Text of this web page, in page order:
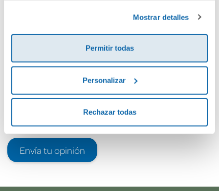
Mostrar detalles
Permitir todas
Personalizar
Rechazar todas
Debes iniciar sesión para poder valorarlo
Envía tu opinión